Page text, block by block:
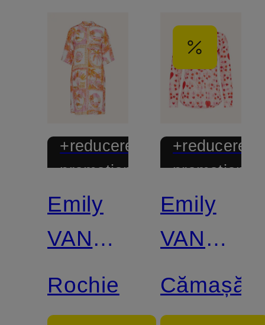
+reducere
promoțională
Emily
VAN
DEN
Rochie
+reducere
Emily
VAN
DEN
Cămașă